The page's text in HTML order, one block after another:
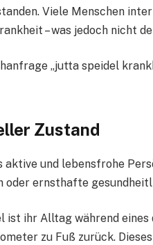
Viele Menschen
– was jedoch nicht
„jutta speidel
Zustand
und lebensfrohe
oder ernsthafte
ist ihr Alltag während
zu Fuß zurück.